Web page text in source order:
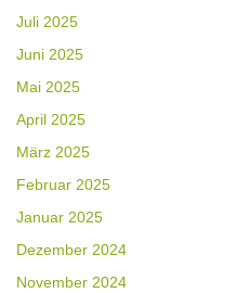
Juli 2025
Juni 2025
Mai 2025
April 2025
März 2025
Februar 2025
Januar 2025
Dezember 2024
November 2024